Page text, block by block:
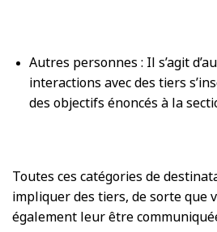
Autres personnes : Il s’agit
interactions avec des tiers
des objectifs énoncés à la
Toutes ces catégories de
impliquer des tiers, de sorte que
également leur être